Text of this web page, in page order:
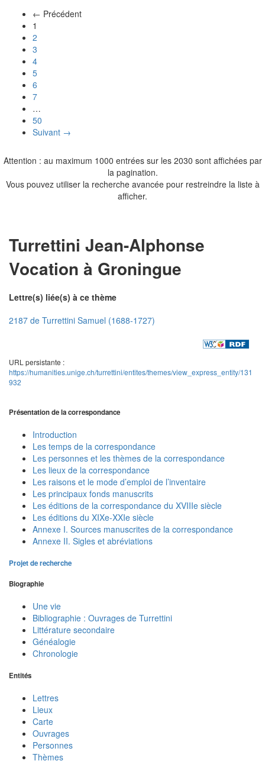
← Précédent
1
2
3
4
5
6
7
…
50
Suivant →
Attention : au maximum 1000 entrées sur les 2030 sont affichées par
la pagination.
Vous pouvez utiliser la recherche avancée pour restreindre la liste à
afficher.
Turrettini Jean-Alphonse
Vocation à Groningue
Lettre(s) liée(s) à ce thème
2187 de Turrettini Samuel (1688-1727)
URL persistante :
https://humanities.unige.ch/turrettini/entites/themes/view_express_entity/131
932
Présentation de la correspondance
Introduction
Les temps de la correspondance
Les personnes et les thèmes de la correspondance
Les lieux de la correspondance
Les raisons et le mode d’emploi de l’inventaire
Les principaux fonds manuscrits
Les éditions de la correspondance du XVIIIe siècle
Les éditions du XIXe-XXIe siècle
Annexe I. Sources manuscrites de la correspondance
Annexe II. Sigles et abréviations
Projet de recherche
Biographie
Une vie
Bibliographie : Ouvrages de Turrettini
Littérature secondaire
Généalogie
Chronologie
Entités
Lettres
Lieux
Carte
Ouvrages
Personnes
Thèmes